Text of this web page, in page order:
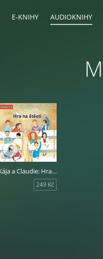
E-KNIHY AUDIOKNIHY
Kája a Claudie: Hra na štěstí
249 Kč